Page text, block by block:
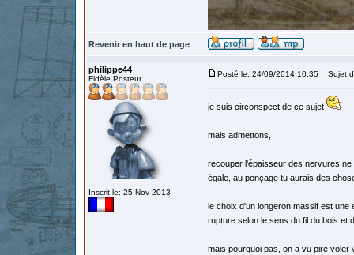
Revenir en haut de page
philippe44
Fidèle Posteur
Inscrit le: 25 Nov 2013
Posté le: 24/09/2014 10:35 Sujet
je suis circonspect de ce sujet
mais admettons,
recouper l'épaisseur des nervures
égale, au ponçage tu aurais des
le choix d'un longeron massif est une
rupture selon le sens du fil du bois et
mais pourquoi pas, on a vu pire voler